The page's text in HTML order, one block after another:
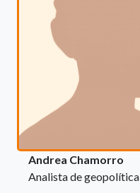
Andrea Chamorro
Analista de geopolítica